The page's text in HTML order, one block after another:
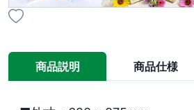
商品説明 商品仕様